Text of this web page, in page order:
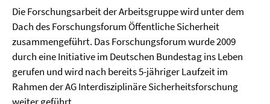
Die Forschungsarbeit der Arbeitsgruppe wird unter dem
Dach des Forschungsforum Öffentliche Sicherheit
zusammengeführt. Das Forschungsforum wurde 2009
durch eine Initiative im Deutschen Bundestag ins Leben
gerufen und wird nach bereits 5-jähriger Laufzeit im
Rahmen der AG Interdisziplinäre Sicherheitsforschung